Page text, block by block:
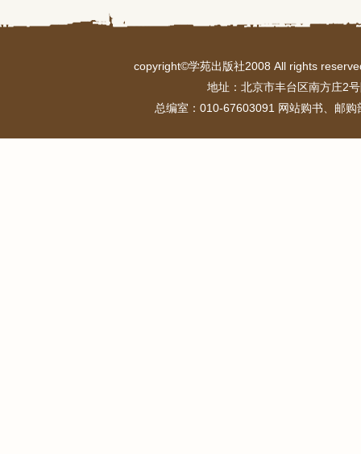
copyright©学苑出版社2008 All rights
地址：北京市丰台区南方庄2
总编室：010-67603091 网站购书、邮